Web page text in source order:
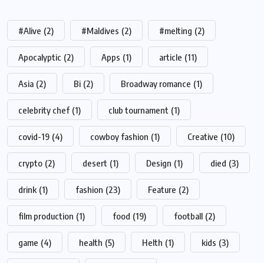
#Alive (2) #Maldives (2) #melting (2)
Apocalyptic (2) Apps (1) article (11)
Asia (2) Bi (2) Broadway romance (1)
celebrity chef (1) club tournament (1)
covid-19 (4) cowboy fashion (1) Creative (10)
crypto (2) desert (1) Design (1) died (3)
drink (1) fashion (23) Feature (2)
film production (1) food (19) football (2)
game (4) health (5) Helth (1) kids (3)